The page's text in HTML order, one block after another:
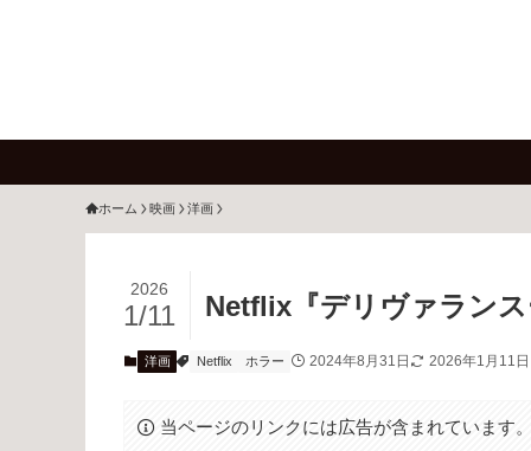
ホーム 映画 洋画
Netflix『デリヴァラン
2026
1/11
洋画 Netflix ホラー 2024年8月31日 2026年1月11日
当ページのリンクには広告が含まれています